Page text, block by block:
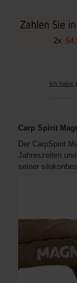
2x 54
Ich habe
Carp Spirit
Der CarpSpirit
Jahreszeiten
seiner